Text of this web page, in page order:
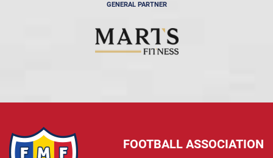
GENERAL PARTNER
FOOTBALL ASSOCIATION